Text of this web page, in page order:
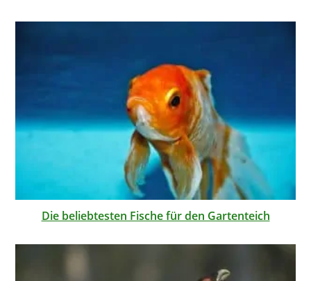
Die beliebtesten Fische für den Gartenteich